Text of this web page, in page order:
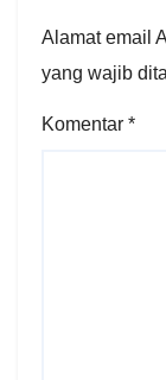
Alamat email
yang wajib
Komentar *